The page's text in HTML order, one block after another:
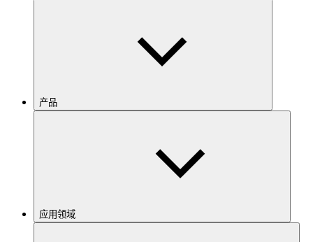
产品
应用领域